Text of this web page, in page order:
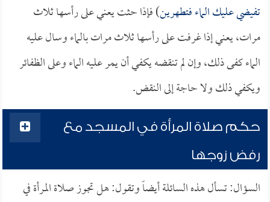
تفيضي عليك الماء فتطهرين) فإذا حثت يعني على رأسها ثلاث
مرات، يعني إذا غرفت على رأسها ثلاث مرات بالماء وسال عليه
الماء كفى ذلك، وإن لم تنقضه يكفي أن يمر عليه الماء وعلى الظفائر
ويكفي ذلك ولا حاجة إلى النقض.
حكم صلاة المرأة في المسجد مع
رفض زوجها
السؤال: تسأل هذه السائلة أيضاً وتقول: هل تجوز صلاة المرأة في